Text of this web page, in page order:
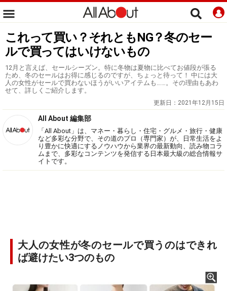
これって買い？それともNG？冬のセー
ルで買ってはいけないもの
12月と言えば、セールシーズン。特に冬物は夏物に比べてお値段が張る
ため、冬のセールはお得に感じるのですが、ちょっと待って！ 中には大
人の女性がセールで買わないほうがいいアイテムも……。その理由もあわ
せて、詳しくご紹介します。
更新日： 2021年12月15日
All About 編集部
「All About」は、マネー・暮らし・住宅・グルメ・旅行・健康
など多彩な分野で、その道のプロ（専門家）が、日常生活をよ
り豊かに快適にするノウハウから業界の最新動向、読み物コラ
ムまで、多彩なコンテンツを発信する日本最大級の総合情報サ
イトです。
大人の女性が冬のセールで買うのはできれ
ば避けたい3つのもの